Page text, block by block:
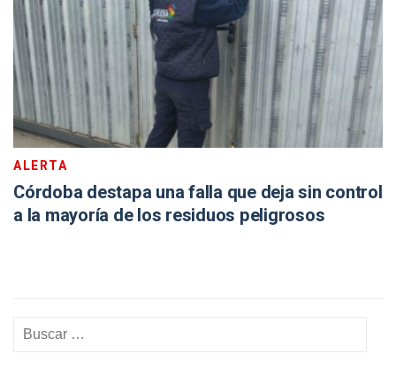
ALERTA
Córdoba destapa una falla que deja sin control
a la mayoría de los residuos peligrosos